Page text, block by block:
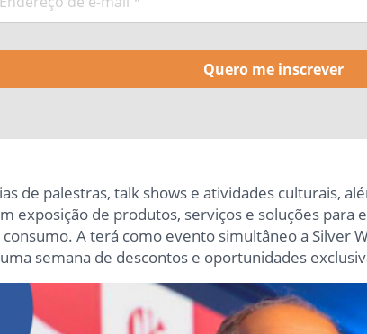
de palestras, talk shows e atividades culturais,
exposição de produtos, serviços e soluções para
A terá como evento simultâneo a Silver
semana de descontos e oportunidades